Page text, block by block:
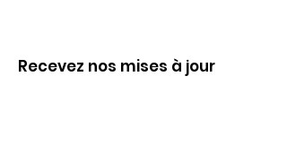
Recevez nos mises à jour